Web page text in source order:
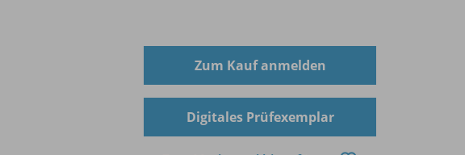
Zum Kauf anmelden
Digitales Prüfexemplar